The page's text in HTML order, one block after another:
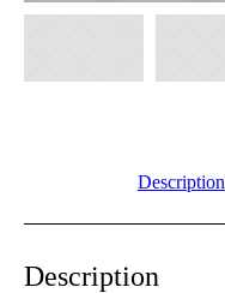
Description
Description